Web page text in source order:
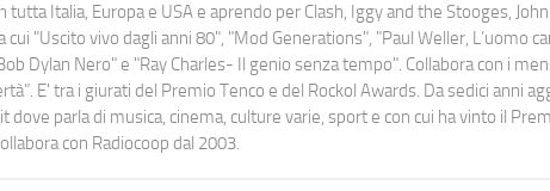
tutta Italia, Europa e USA e aprendo per Clash, Iggy and the Stooges,
"Uscito vivo dagli anni 80", "Mod Generations", "Paul Weller, L’uomo
Dylan Nero" e "Ray Charles- Il genio senza tempo". Collabora con i
E' tra i giurati del Premio Tenco e del Rockol Awards. Da sedici anni
parla di musica, cinema, culture varie, sport e con cui ha vinto il
con Radiocoop dal 2003.